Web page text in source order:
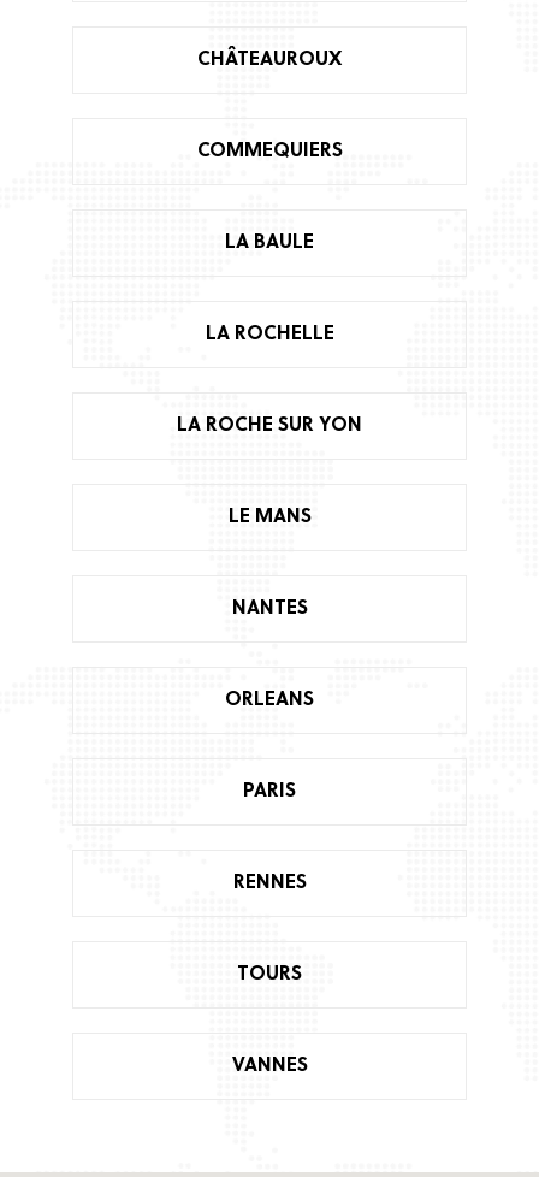
CHÂTEAUROUX
COMMEQUIERS
LA BAULE
LA ROCHELLE
LA ROCHE SUR YON
LE MANS
NANTES
ORLEANS
PARIS
RENNES
TOURS
VANNES